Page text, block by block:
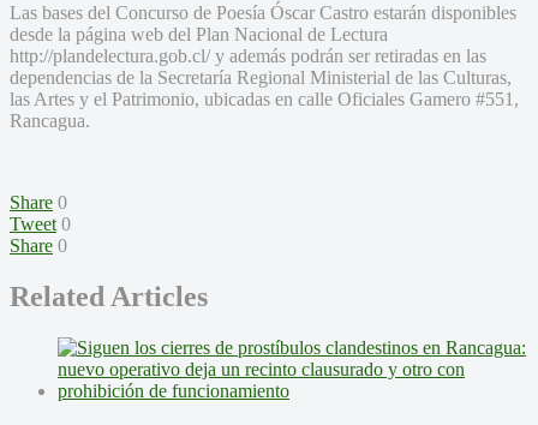
Las bases del Concurso de Poesía Óscar Castro estarán disponibles
desde la página web del Plan Nacional de Lectura
http://plandelectura.gob.cl/ y además podrán ser retiradas en las
dependencias de la Secretaría Regional Ministerial de las Culturas,
las Artes y el Patrimonio, ubicadas en calle Oficiales Gamero #551,
Rancagua.
Share 0
Tweet 0
Share 0
Related Articles